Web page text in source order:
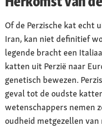
Of de Perzische kat echt
Iran, kan niet definitief
legende bracht een
katten uit Perzië naar
genetisch bewezen.
geval tot de oudste
wetenschappers nemen
oudheid metgezellen